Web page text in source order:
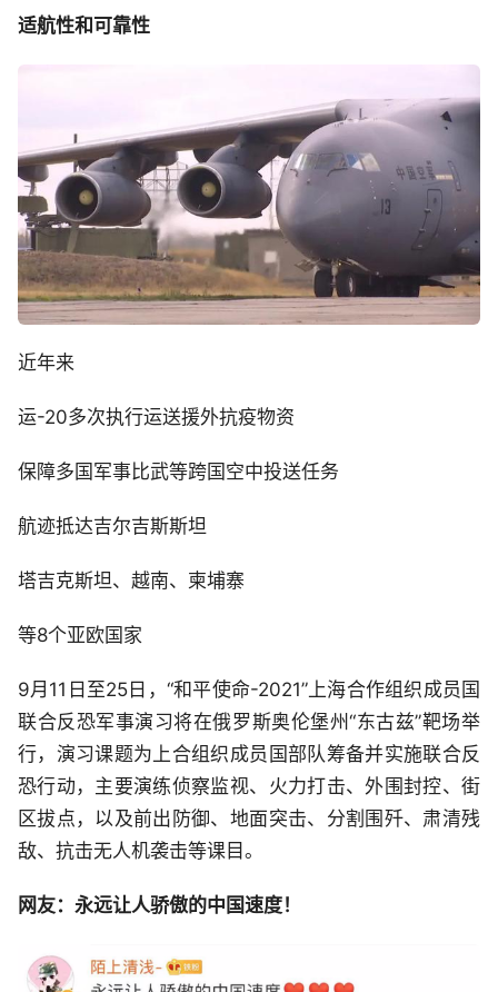
适航性和可靠性
近年来
运-20多次执行运送援外抗疫物资
保障多国军事比武等跨国空中投送任务
航迹抵达吉尔吉斯斯坦
塔吉克斯坦、越南、柬埔寨
等8个亚欧国家
9月11日至25日，“和平使命-2021”上海合作组织成员国
联合反恐军事演习将在俄罗斯奥伦堡州“东古兹”靶场举
行，演习课题为上合组织成员国部队筹备并实施联合反
恐行动，主要演练侦察监视、火力打击、外围封控、街
区拔点，以及前出防御、地面突击、分割围歼、肃清残
敌、抗击无人机袭击等课目。
网友：永远让人骄傲的中国速度！